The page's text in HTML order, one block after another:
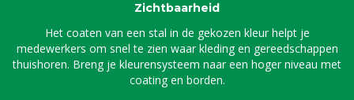
Zichtbaarheid
Het coaten van een stal in de gekozen kleur helpt je
medewerkers om snel te zien waar kleding en gereedschappen
thuishoren. Breng je kleurensysteem naar een hoger niveau met
coating en borden.